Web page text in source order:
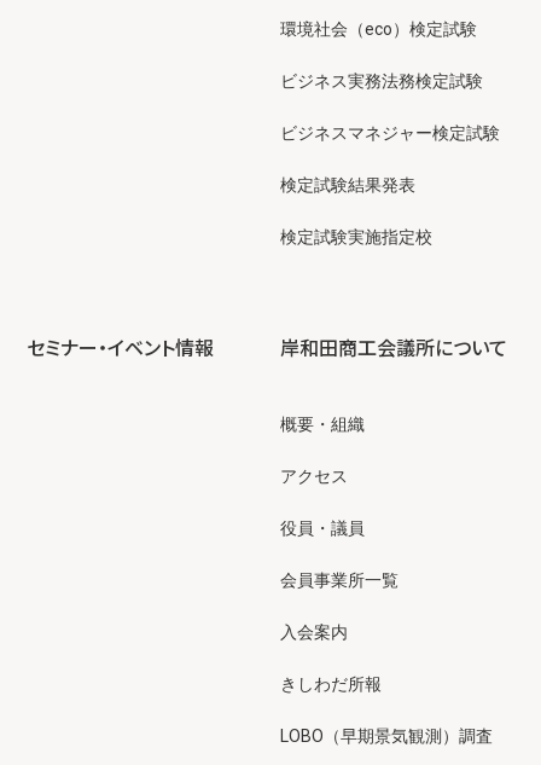
環境社会（eco）検定試験
ビジネス実務法務検定試験
ビジネスマネジャー検定試験
検定試験結果発表
検定試験実施指定校
セミナー・イベント情報 岸和田商工会議所について
概要・組織
アクセス
役員・議員
会員事業所一覧
入会案内
きしわだ所報
LOBO（早期景気観測）調査